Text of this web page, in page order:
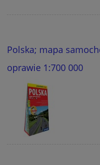
Polska; mapa
oprawie 1:700 000